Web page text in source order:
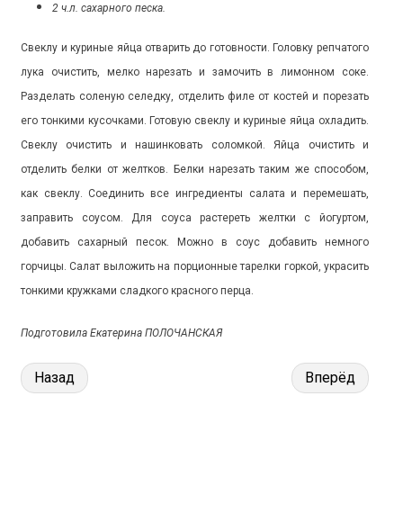
2 ч.л. сахарного песка.
Свеклу и куриные яйца отварить до готовности. Головку репчатого
лука очистить, мелко нарезать и замочить в лимонном соке.
Разделать соленую селедку, отделить филе от костей и порезать
его тонкими кусочками. Готовую свеклу и куриные яйца охладить.
Свеклу очистить и нашинковать соломкой. Яйца очистить и
отделить белки от желтков. Белки нарезать таким же способом,
как свеклу. Соединить все ингредиенты салата и перемешать,
заправить соусом. Для соуса растереть желтки с йогуртом,
добавить сахарный песок. Можно в соус добавить немного
горчицы. Салат выложить на порционные тарелки горкой, украсить
тонкими кружками сладкого красного перца.
Подготовила Екатерина ПОЛОЧАНСКАЯ
Назад Вперёд